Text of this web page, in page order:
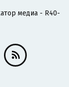
медиа - R40-